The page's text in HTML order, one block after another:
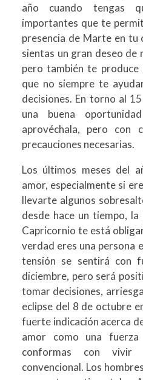
año cuando tengas
importantes que te
presencia de Marte en tu
sientas un gran deseo de
pero también te produce
que no siempre te
decisiones. En torno al
una buena
aprovéchala, pero con
precauciones necesarias.
Los últimos meses del
amor, especialmente si
llevarte algunos
desde hace un tiempo,
Capricornio te está
verdad eres una persona
tensión se sentirá con
diciembre, pero será
tomar decisiones,
eclipse del 8 de octubre
fuerte indicación acerca
amor como una
conformas con vivir
convencional. Los